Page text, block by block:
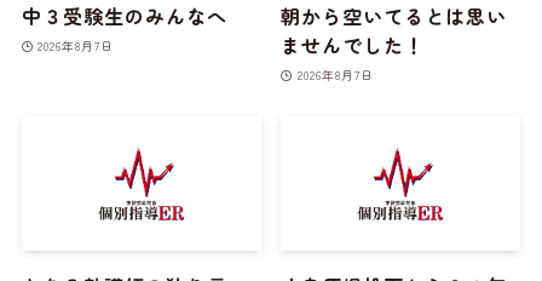
中３受験生のみんなへ
2026年8月7日
朝から空いてるとは思い
ませんでした！
2026年8月7日